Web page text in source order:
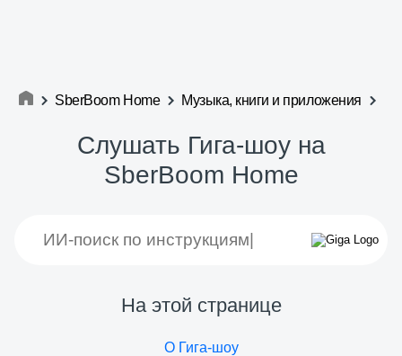
SberBoom Home Музыка, книги и приложения
Слушать Гига-шоу на
SberBoom Home
На этой странице
О Гига-шоу